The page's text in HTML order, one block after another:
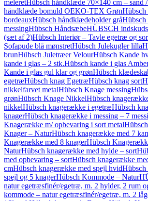
meleretHübsch håndklæde 70×140 cm – sand
håndklæde bomuld OEKO-TEX Grøn
bordeauxHübsch håndklædeholder grå
messingHübsch HåndsæbeHÜBSCH
(sæt af 2)Hübsch Interiør – Tavle egetræ og
Sofapude blå mønstretHübsch Julekugler lilla
brunHübsch Juletræer VelourHübsch Kande
kande i glas – 2 stk.Hübsch kande i glas
Kande i glas gul klar og grønHübsch
egetræHübsch knag EgetræHübsch knag sort
nikkelfarvet metalHübsch Knage messing
grønHübsch Knage NikkelHübsch
nikkelHübsch knagerække i egetræHübsch
knagerHübsch knagerække i messing – 7
Knagerække m/ opbevaring i sort metal
Knager – NaturHübsch knagerække med 7
Knagerække med 8 knagerHübsch
NaturHübsch knagerække med hylde – sort
med opbevaring – sortHübsch knagerække
cmHübsch knagerække med spejl hvidHübsch
spejl og 5 knagerHübsch Kommode – Natur
natur egetræsfinér/egetræ, m. 2 hylder, 2 rum
kommode – natur egetræsfinér/egetræ, m. 2